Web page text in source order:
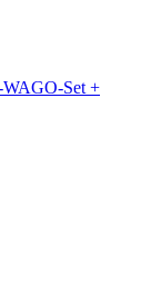
WAGO-Set +